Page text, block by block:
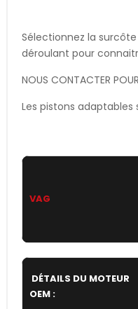
Sélectionnez la
déroulant pour
NOUS CONTACTER
Les pistons
VAG
DÉTAILS DU MOTEUR
OEM :